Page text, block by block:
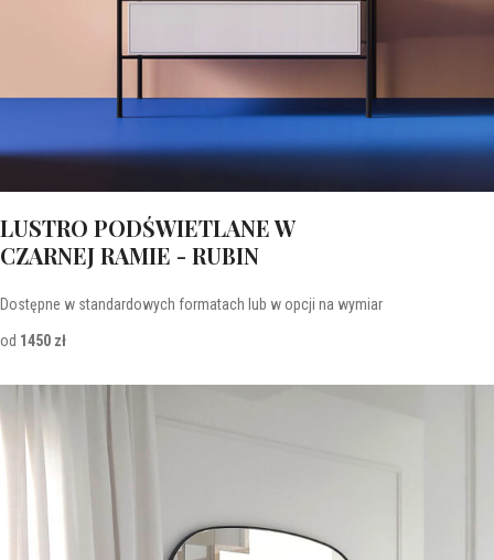
LUSTRO PODŚWIETLANE W
CZARNEJ RAMIE - RUBIN
Dostępne w standardowych formatach lub w opcji na wymiar
od 1450 zł